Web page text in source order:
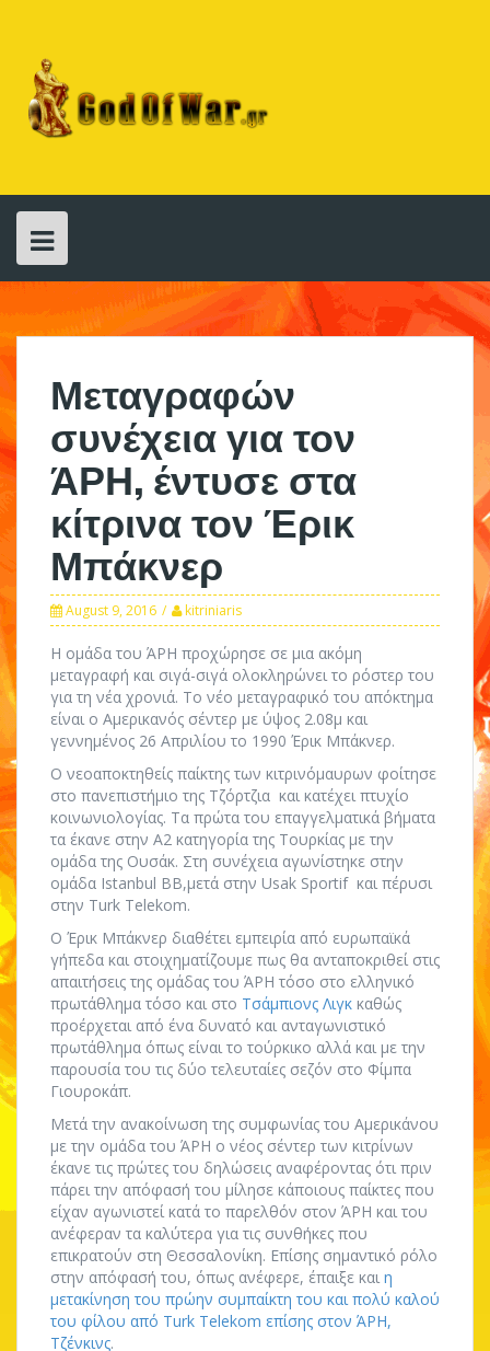
content
Μεταγραφών
συνέχεια για τον
ΆΡΗ, έντυσε στα
κίτρινα τον Έρικ
Μπάκνερ
August 9, 2016 kitriniaris
Η ομάδα του ΆΡΗ προχώρησε σε μια ακόμη
μεταγραφή και σιγά-σιγά ολοκληρώνει το ρόστερ του
για τη νέα χρονιά. Το νέο μεταγραφικό του απόκτημα
είναι ο Αμερικανός σέντερ με ύψος 2.08μ και
γεννημένος 26 Απριλίου το 1990 Έρικ Μπάκνερ.
Ο νεοαποκτηθείς παίκτης των κιτρινόμαυρων φοίτησε
στο πανεπιστήμιο της Τζόρτζια και κατέχει πτυχίο
κοινωνιολογίας. Τα πρώτα του επαγγελματικά βήματα
τα έκανε στην Α2 κατηγορία της Τουρκίας με την
ομάδα της Ουσάκ. Στη συνέχεια αγωνίστηκε στην
ομάδα Istanbul BB,μετά στην Usak Sportif και πέρυσι
στην Turk Telekom.
Ο Έρικ Μπάκνερ διαθέτει εμπειρία από ευρωπαϊκά
γήπεδα και στοιχηματίζουμε πως θα ανταποκριθεί στις
απαιτήσεις της ομάδας του ΆΡΗ τόσο στο ελληνικό
πρωτάθλημα τόσο και στο Τσάμπιονς Λιγκ καθώς
προέρχεται από ένα δυνατό και ανταγωνιστικό
πρωτάθλημα όπως είναι το τούρκικο αλλά και με την
παρουσία του τις δύο τελευταίες σεζόν στο Φίμπα
Γιουροκάπ.
Μετά την ανακοίνωση της συμφωνίας του Αμερικάνου
με την ομάδα του ΆΡΗ ο νέος σέντερ των κιτρίνων
έκανε τις πρώτες του δηλώσεις αναφέροντας ότι πριν
πάρει την απόφασή του μίλησε κάποιους παίκτες που
είχαν αγωνιστεί κατά το παρελθόν στον ΆΡΗ και του
ανέφεραν τα καλύτερα για τις συνθήκες που
επικρατούν στη Θεσσαλονίκη. Επίσης σημαντικό ρόλο
στην απόφασή του, όπως ανέφερε, έπαιξε καιη
μετακίνηση του πρώην συμπαίκτη του και πολύ καλού
του φίλου από Turk Telekom επίσης στον ΆΡΗ,
Τζένκινς.